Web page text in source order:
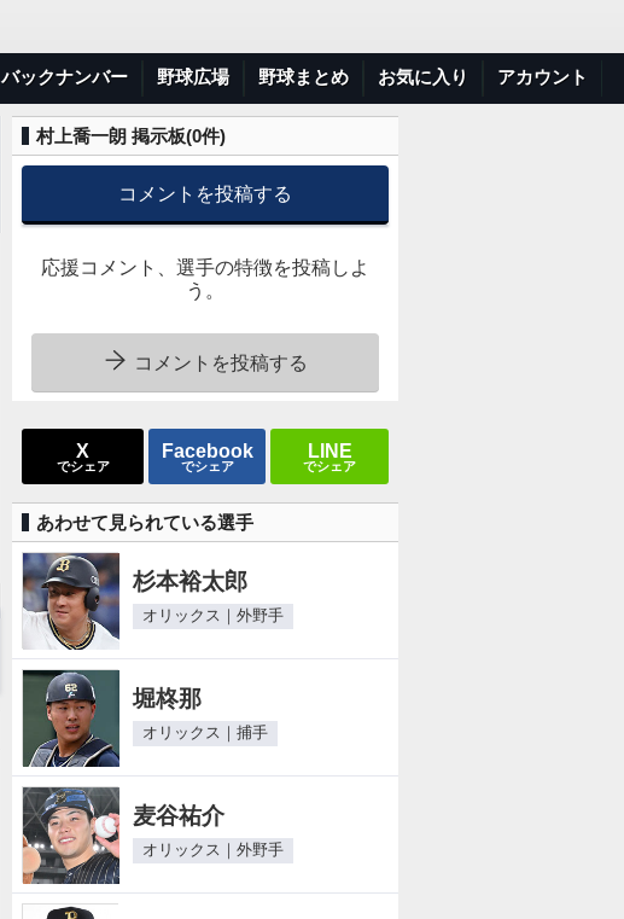
バックナンバー 野球広場 野球まとめ お気に入り アカウント
村上喬一朗 掲示板(0件)
コメントを投稿する
応援コメント、選手の特徴を投稿しよ
う。
コメントを投稿する
X
でシェア
Facebook
でシェア
LINE
でシェア
あわせて見られている選手
杉本裕太郎
オリックス｜外野手
堀柊那
オリックス｜捕手
麦谷祐介
オリックス｜外野手